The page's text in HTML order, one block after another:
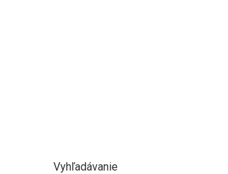
Vyhľadávanie